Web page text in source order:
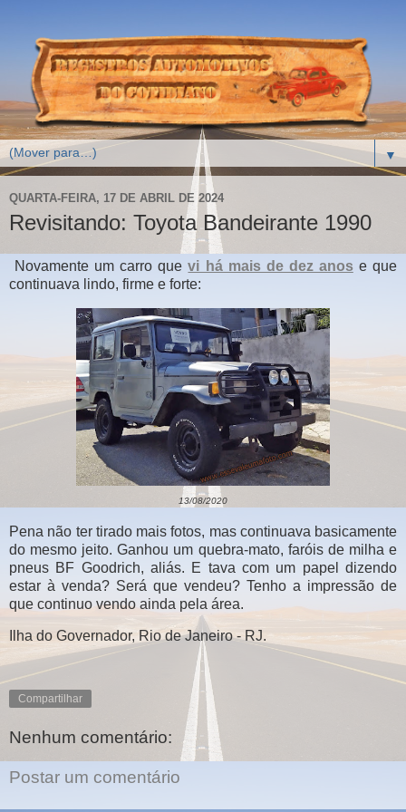
▼
QUARTA-FEIRA, 17 DE ABRIL DE 2024
Revisitando: Toyota Bandeirante 1990
Novamente um carro quevi há mais de dez anose que
continuava lindo, firme e forte:
13/08/2020
Pena não ter tirado mais fotos, mas continuava basicamente
do mesmo jeito. Ganhou um quebra-mato, faróis de milha e
pneus BF Goodrich, aliás. E tava com um papel dizendo
estar à venda? Será que vendeu? Tenho a impressão de
que continuo vendo ainda pela área.
Ilha do Governador, Rio de Janeiro - RJ.
Compartilhar
Nenhum comentário:
Postar um comentário